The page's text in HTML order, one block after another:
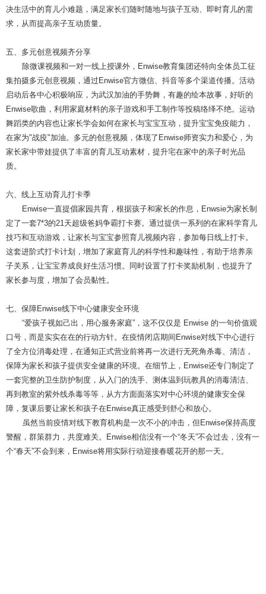
决生活中的育儿小难题，满足家长们随时随地与孩子互动、即时育儿的需
求，从而提高亲子互动质量。
五、多元创意视频齐分享
除微课视频和一对一线上授课外，Enwise教育集团还特向全体员工征
集拍摄多元创意视频，通过Enwise官方微信、抖音等多个渠道传播。活动
启动后各中心积极响应，为武汉加油的手势舞，有趣的绘本故事，好听的
Enwise歌曲，利用家庭材料的亲子游戏和手工制作等投稿络绎不绝。运动
舞蹈类的内容也让家长学会如何在家长与宝宝互动，提升宝宝免疫能力，
在家为"战疫"加油。多元的创意视频，体现了Enwise师资实力和爱心，为
家长家中带娃提供了丰富的育儿互动素材，提升宅在家中的亲子时光品
质。
六、线上互动育儿打卡季
Enwise一直提倡家园共育，根据孩子和家长的作息，Enwsie为家长制
定了一套7*3的21天超级爸妈争霸打卡赛。通过提供一系列的在家科学育儿
技巧和互动游戏，让家长与宝宝参照育儿视频内容，参加每日线上打卡。
这套进阶式打卡计划，增加了家庭育儿的科学性和趣味性，有助于培养亲
子关系，让宝宝养成良好生活习惯。同时设置了打卡奖励机制，也提升了
家长参与度，增加了会员黏性。
七、保障Enwise线下中心健康安全环境
“爱孩子视如己出，用心服务家庭”，这不仅仅是 Enwise 的一句价值观
口号，而是实实在在的行动方针。在疫情闭店期间Enwise对线下中心进行
了全方位消毒处理，在通知正式营业前将再一次进行无死角杀毒、清洁，
保障为家长和孩子提供安全健康的环境。在细节上，Enwise还专门制定了
一套完整的卫生防护制度，从入门的洗手、测体温到玩教具的消毒清洁、
再到教室的紫外线杀毒等等，从方方面面落实对中心环境的健康安全保
障，复课后要让家长和孩子在Enwise真正感受到舒心和放心。
虽然当前疫情对线下教育机构是一次不小的冲击，但Enwise保持高度
警醒，群策群力，共度难关。Enwise相信没有一个“冬天”不会过去，没有一
个“春天”不会到来，Enwise将用实际行动迎接春暖花开的那一天。